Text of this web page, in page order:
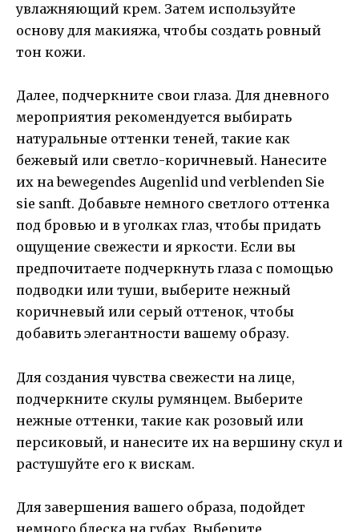
увлажняющий крем. Затем используйте
основу для макияжа, чтобы создать ровный
тон кожи.
Далее, подчеркните свои глаза. Для дневного
мероприятия рекомендуется выбирать
натуральные оттенки теней, такие как
бежевый или светло-коричневый. Нанесите
их на bewegendes Augenlid und verblenden Sie
sie sanft. Добавьте немного светлого оттенка
под бровью и в уголках глаз, чтобы придать
ощущение свежести и яркости. Если вы
предпочитаете подчеркнуть глаза с помощью
подводки или туши, выберите нежный
коричневый или серый оттенок, чтобы
добавить элегантности вашему образу.
Для создания чувства свежести на лице,
подчеркните скулы румянцем. Выберите
нежные оттенки, такие как розовый или
персиковый, и нанесите их на вершину скул и
растушуйте его к вискам.
Для завершения вашего образа, подойдет
немного блеска на губах. Выберите